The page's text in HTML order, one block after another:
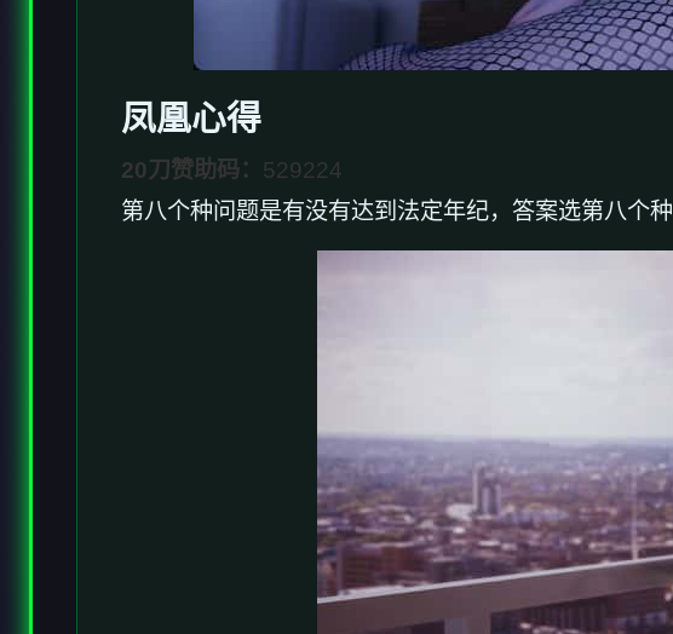
凤凰心得
20刀赞助码： 529224
第八个种问题是有没有达到法定年纪，答案选第八个